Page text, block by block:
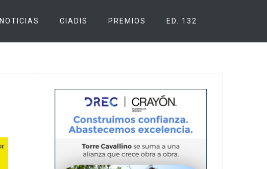
NOTICIAS CIADIS PREMIOS ED. 132